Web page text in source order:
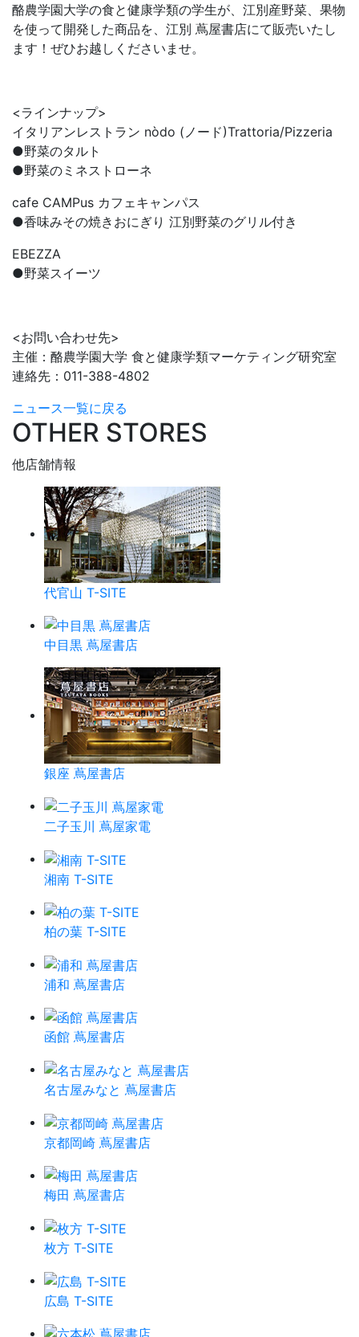
酪農学園大学の食と健康学類の学生が、江別産野菜、果物
を使って開発した商品を、江別 蔦屋書店にて販売いたし
ます！ぜひお越しくださいませ。
<ラインナップ>
イタリアンレストラン nòdo (ノード)Trattoria/Pizzeria
●野菜のタルト
●野菜のミネストローネ
cafe CAMPus カフェキャンパス
●香味みその焼きおにぎり 江別野菜のグリル付き
EBEZZA
●野菜スイーツ
<お問い合わせ先>
主催：酪農学園大学 食と健康学類マーケティング研究室
連絡先：011-388-4802
ニュース一覧に戻る
OTHER STORES
他店舗情報
代官山 T-SITE
中目黒 蔦屋書店
銀座 蔦屋書店
二子玉川 蔦屋家電
湘南 T-SITE
柏の葉 T-SITE
浦和 蔦屋書店
函館 蔦屋書店
名古屋みなと 蔦屋書店
京都岡崎 蔦屋書店
梅田 蔦屋書店
枚方 T-SITE
広島 T-SITE